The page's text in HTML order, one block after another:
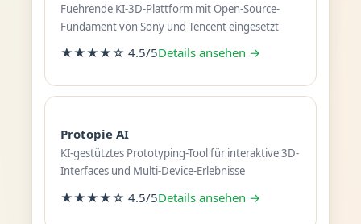
Fuehrende KI-3D-Plattform mit Open-Source-
Fundament von Sony und Tencent eingesetzt
★★★★☆ 4.5/5Details ansehen →
Protopie AI
KI-gestütztes Prototyping-Tool für interaktive 3D-
Interfaces und Multi-Device-Erlebnisse
★★★★☆ 4.5/5Details ansehen →